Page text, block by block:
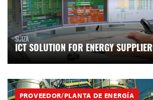
SUIZA
ICT SOLUTION FOR ENERGY SUPPLIER
PROVEEDOR/PLANTA DE ENERGÍA